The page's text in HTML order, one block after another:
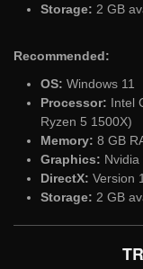
Storage: 2 GB
Recommended:
OS: Windows 11
Processor: Intel
Ryzen 5 1500X)
Memory: 8 GB
Graphics:
DirectX: Version
Storage: 2 GB